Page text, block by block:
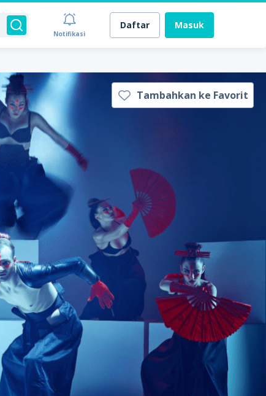
Notifikasi
Daftar Masuk
Tambahkan ke Favorit